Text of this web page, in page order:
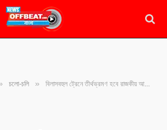
চলো-চলি » বিলাসবহুল ট্রেনে তীর্থভ্রমণ হবে রাজকীয় আয়োজনে! কোথায় কোথায় নিয়ে যাবে এই বিশেষ ট্রেন, জেনে নিন